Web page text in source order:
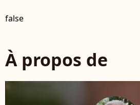
false
À propos de